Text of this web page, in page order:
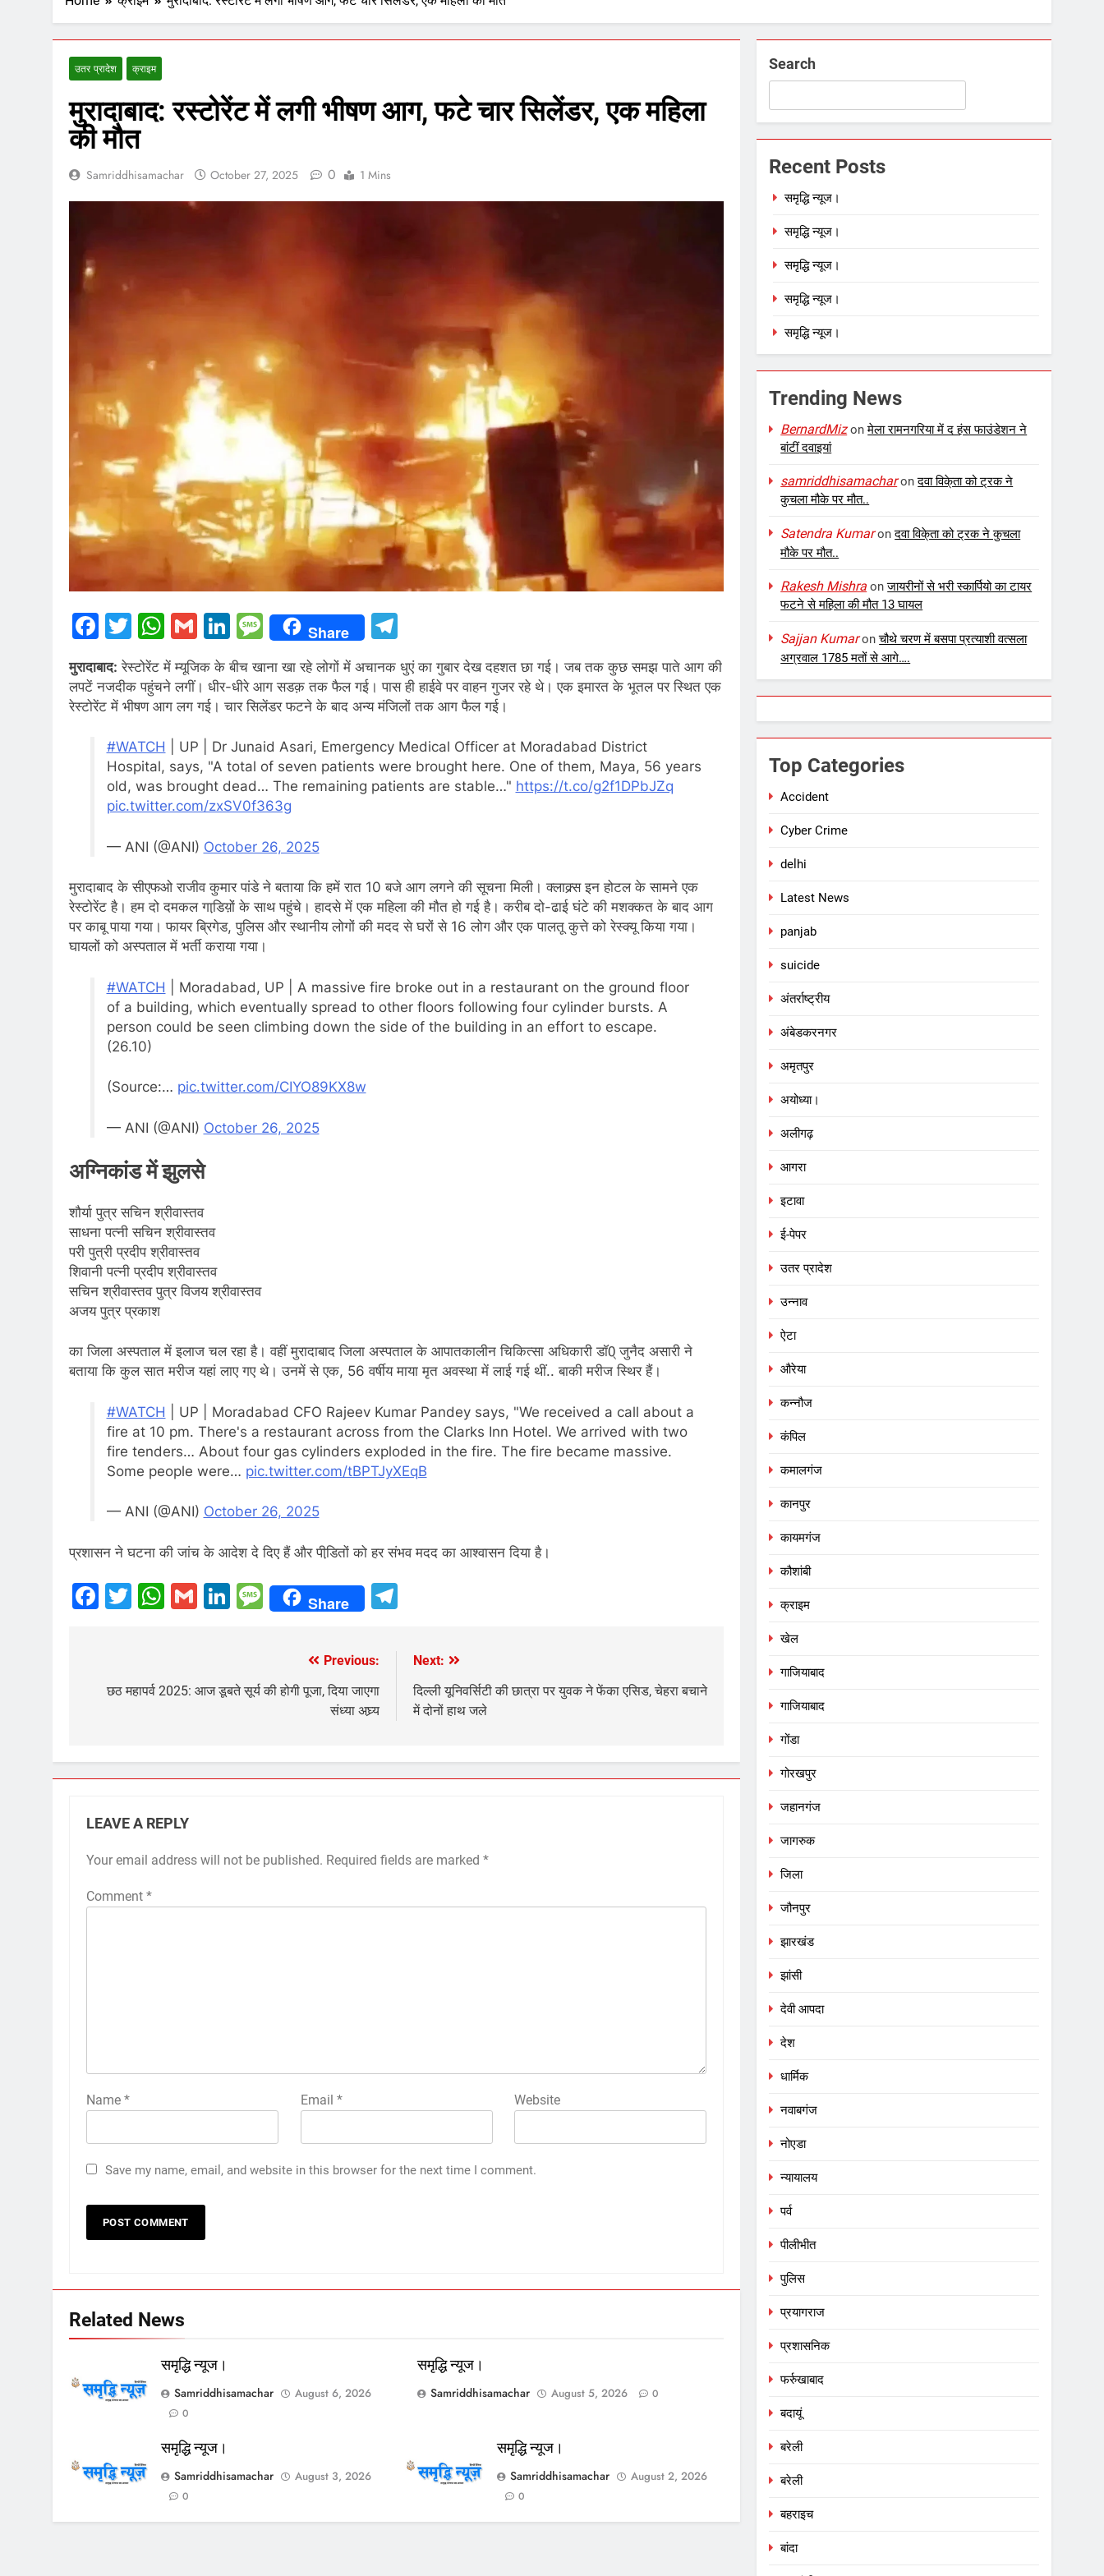
उतर प्रादेश क्राइम
मुरादाबाद: रस्टोरेंट में लगी भीषण आग, फटे चार सिलेंडर, एक महिला
की मौत
Samriddhisamachar October 27, 2025 0 1 Mins
Facebook
Twitter
WhatsApp
GmailLinkedIn
Message
Share
मुरादाबाद: रेस्टोरेंट में म्यूजिक के बीच खाना खा रहे लोगों में अचानक धुएं का गुबार देख दहशत छा गई। जब तक कुछ समझ पाते आग की
लपटें नजदीक पहुंचने लगीं। धीर-धीरे आग सडक़ तक फैल गई। पास ही हाईवे पर वाहन गुजर रहे थे। एक इमारत के भूतल पर स्थित एक
रेस्टोरेंट में भीषण आग लग गई। चार सिलेंडर फटने के बाद अन्य मंजिलों तक आग फैल गई।
#WATCH | UP | Dr Junaid Asari, Emergency Medical Officer at Moradabad District
Hospital, says, "A total of seven patients were brought here. One of them, Maya, 56 years
old, was brought dead… The remaining patients are stable…" https://t.co/g2f1DPbJZq
pic.twitter.com/zxSV0f363g
— ANI (@ANI) October 26, 2025
मुरादाबाद के सीएफओ राजीव कुमार पांडे ने बताया कि हमें रात 10 बजे आग लगने की सूचना मिली। क्लाक्र्स इन होटल के सामने एक
रेस्टोरेंट है। हम दो दमकल गाडि़य़ों के साथ पहुंचे। हादसे में एक महिला की मौत हो गई है। करीब दो-ढाई घंटे की मशक्कत के बाद आग
पर काबू पाया गया। फायर ब्रिगेड, पुलिस और स्थानीय लोगों की मदद से घरों से 16 लोग और एक पालतू कुत्ते को रेस्क्यू किया गया।
घायलों को अस्पताल में भर्ती कराया गया।
#WATCH | Moradabad, UP | A massive fire broke out in a restaurant on the ground floor
of a building, which eventually spread to other floors following four cylinder bursts. A
person could be seen climbing down the side of the building in an effort to escape.
(26.10)
(Source:… pic.twitter.com/CIYO89KX8w
— ANI (@ANI) October 26, 2025
अग्निकांड में झुलसे
शौर्या पुत्र सचिन श्रीवास्तव
साधना पत्नी सचिन श्रीवास्तव
परी पुत्री प्रदीप श्रीवास्तव
शिवानी पत्नी प्रदीप श्रीवास्तव
सचिन श्रीवास्तव पुत्र विजय श्रीवास्तव
अजय पुत्र प्रकाश
का जिला अस्पताल में इलाज चल रहा है। वहीं मुरादाबाद जिला अस्पताल के आपातकालीन चिकित्सा अधिकारी डॉ0् जुनैद असारी ने
बताया कि कुल सात मरीज यहां लाए गए थे। उनमें से एक, 56 वर्षीय माया मृत अवस्था में लाई गई थीं.. बाकी मरीज स्थिर हैं।
#WATCH | UP | Moradabad CFO Rajeev Kumar Pandey says, "We received a call about a
fire at 10 pm. There's a restaurant across from the Clarks Inn Hotel. We arrived with two
fire tenders… About four gas cylinders exploded in the fire. The fire became massive.
Some people were… pic.twitter.com/tBPTJyXEqB
— ANI (@ANI) October 26, 2025
प्रशासन ने घटना की जांच के आदेश दे दिए हैं और पीडि़तों को हर संभव मदद का आश्वासन दिया है।
Facebook
Twitter
WhatsApp
GmailLinkedIn
Message
Share
navigation
Previous:
छठ महापर्व 2025: आज डूबते सूर्य की होगी पूजा, दिया जाएगा
संध्या अघ्र्य
Next:
दिल्ली यूनिवर्सिटी की छात्रा पर युवक ने फेंका एसिड, चेहरा बचाने
में दोनों हाथ जले
LEAVE A REPLY
Your email address will not be published. Required fields are marked *
Comment *
Name * Email * Website
Save my name, email, and website in this browser for the next time I comment.
Related News
समृद्धि न्यूज।
Samriddhisamachar
August 6, 2026
0
समृद्धि न्यूज।
Samriddhisamachar
August 5, 2026 0
समृद्धि न्यूज।
Samriddhisamachar
August 3, 2026
0
समृद्धि न्यूज।
Samriddhisamachar
August 2, 2026
0
Search
Recent Posts
समृद्धि न्यूज।
समृद्धि न्यूज।
समृद्धि न्यूज।
समृद्धि न्यूज।
समृद्धि न्यूज।
Trending News
BernardMizonमेला रामनगरिया में द हंस फाउंडेशन ने
बांटीं दवाइयां
samriddhisamacharonदवा विके्ता को ट्रक ने
कुचला मौके पर मौत..
Satendra Kumaronदवा विके्ता को ट्रक ने कुचला
मौके पर मौत..
Rakesh Mishra onजायरीनों से भरी स्कार्पियो का टायर
फटने से महिला की मौत 13 घायल
Sajjan Kumaronचौथे चरण में बसपा प्रत्याशी वत्सला
अग्रवाल 1785 मतों से आगे….
Top Categories
Accident
Cyber Crime
delhi
Latest News
panjab
suicide
अंतर्राष्ट्रीय
अंबेडकरनगर
अमृतपुर
अयोध्या।
अलीगढ़
आगरा
इटावा
ई-पेपर
उतर प्रादेश
उन्नाव
ऐटा
औरेया
कन्नौज
कंपिल
कमालगंज
कानपुर
कायमगंज
कौशांबी
क्राइम
खेल
गाजियाबाद
गाजियाबाद
गोंडा
गोरखपुर
जहानगंज
जागरुक
जिला
जौनपुर
झारखंड
झांसी
देवी आपदा
देश
धार्मिक
नवाबगंज
नोएडा
न्यायालय
पर्व
पीलीभीत
पुलिस
प्रयागराज
प्रशासनिक
फर्रुखाबाद
बदायूं
बरेली
बरेली
बहराइच
बांदा